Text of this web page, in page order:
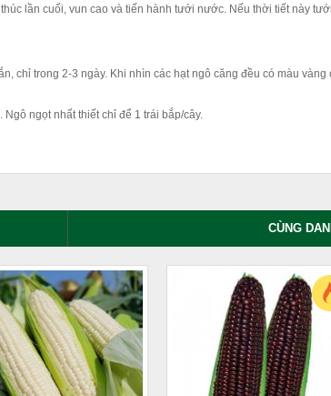
lần cuối, vun cao và tiến hành tưới nước. Nếu thời tiết này
chỉ trong 2-3 ngày. Khi nhìn các hạt ngô căng đều có màu
ngọt nhất thiết chỉ để 1 trái bắp/cây.
CÙNG